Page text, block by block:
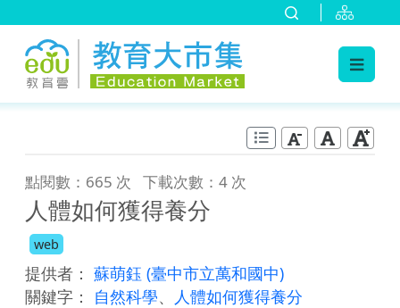
點閱數：665 次 下載次數：4 次
人體如何獲得養分
web
提供者： 蘇萌鈺 (臺中市立萬和國中)
關鍵字：
自然科學、 人體如何獲得養分